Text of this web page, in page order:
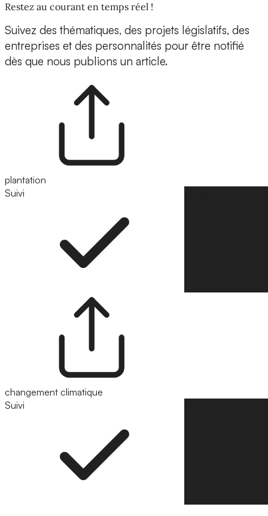
Restez au courant en temps réel !
Suivez des thématiques, des projets législatifs, des
entreprises et des personnalités pour être notifié
dès que nous publions un article.
plantation
Suivi
changement climatique
Suivi